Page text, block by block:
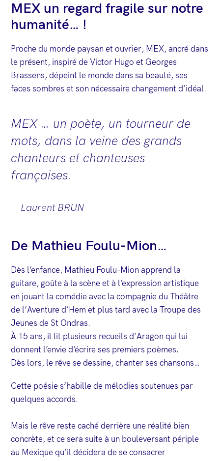
MEX un regard fragile sur notre
humanité… !
Proche du monde paysan et ouvrier, MEX, ancré dans
le présent, inspiré de Victor Hugo et Georges
Brassens, dépeint le monde dans sa beauté, ses
faces sombres et son nécessaire changement d’idéal.
MEX … un poète, un tourneur de
mots, dans la veine des grands
chanteurs et chanteuses
françaises.
Laurent BRUN
De Mathieu Foulu-Mion…
Dès l’enfance, Mathieu Foulu-Mion apprend la
guitare, goûte à la scène et à l’expression artistique
en jouant la comédie avec la compagnie du Théâtre
de l’Aventure d’Hem et plus tard avec la Troupe des
Jeunes de St Ondras.
À 15 ans, il lit plusieurs recueils d’Aragon qui lui
donnent l’envie d’écrire ses premiers poèmes.
Dès lors, le rêve se dessine, chanter ses chansons…
Cette poésie s’habille de mélodies soutenues par
quelques accords.
Mais le rêve reste caché derrière une réalité bien
concrète, et ce sera suite à un bouleversant périple
au Mexique qu’il décidera de se consacrer